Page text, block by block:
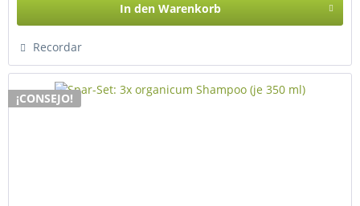
In den Warenkorb
Recordar
¡CONSEJO!